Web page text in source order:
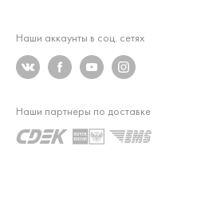
Наши аккаунты в соц. сетях
Наши партнеры по доставке